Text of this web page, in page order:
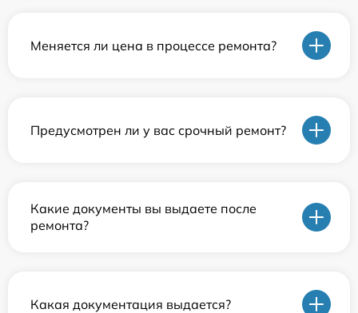
Меняется ли цена в процессе ремонта?
Предусмотрен ли у вас срочный ремонт?
Какие документы вы выдаете после
ремонта?
Какая документация выдается?